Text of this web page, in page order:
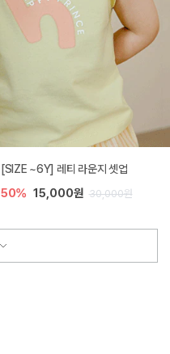
[SIZE ~6Y] 레티 라운지 셋업
50% 15,000원 30,000원